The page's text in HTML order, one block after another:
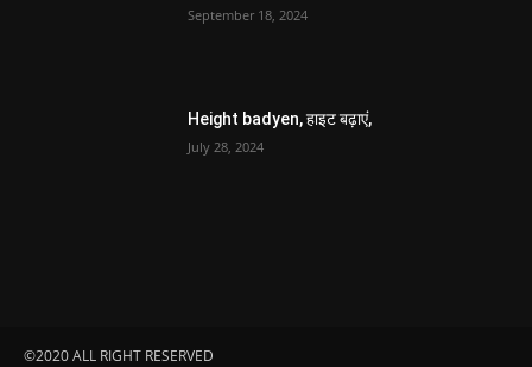
September 18, 2024
Height badyen, हाइट बढ़ाएं,
July 28, 2024
©2020 ALL RIGHT RESERVED